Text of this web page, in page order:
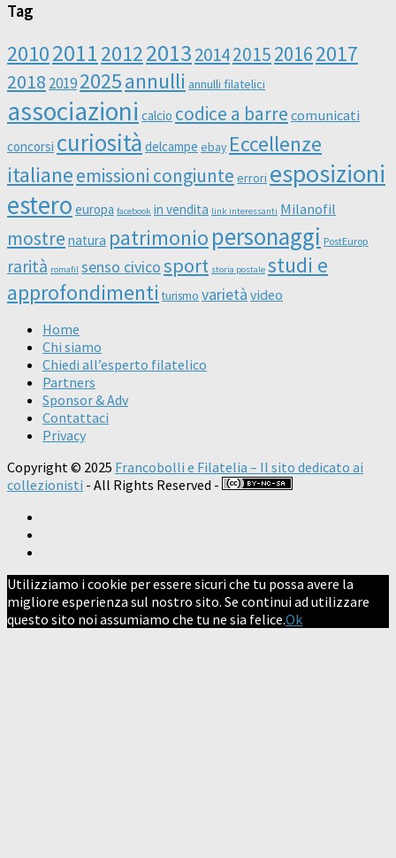
Tag
20102011201220132014201520162017
2018 20192025annulli annulli filatelici
associazioni calcio codice a barre comunicati
concorsi curiosità delcampe ebay Eccellenze
italianeemissioni congiunte errori esposizioni
estero europa facebook in vendita link interessanti Milanofil
mostre natura patrimonio personaggi PostEurop
rarità romafil senso civicosport storia postale studi e
approfondimenti turismo varietà video
Home
Chi siamo
Chiedi all’esperto filatelico
Partners
Sponsor & Adv
Contattaci
Privacy
Copyright © 2025 Francobolli e Filatelia – Il sito dedicato ai
collezionisti - All Rights Reserved -
Utilizziamo i cookie per essere sicuri che tu possa avere la
migliore esperienza sul nostro sito. Se continui ad utilizzare
questo sito noi assumiamo che tu ne sia felice.Ok